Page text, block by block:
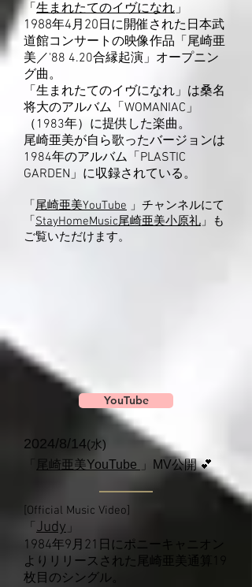
「 生まれたてのイヴになれ」
1988年4月 20 日に開催された日本武
道館コンサートの映像作品「尾崎亜
美／'88 4.20合縁起演」オープニン
グ曲。
「生まれたてのイヴになれ」は桑名
将大のアルバム「WOMANIAC」
（1983年）に提供した楽曲。
尾崎亜美が自ら歌ったバージョンは
1984年のアルバム「PLASTIC
GARDEN」に収録されている。
「 尾崎亜美YouTube 」チャンネルにて
「 StayHomeMusic尾崎亜美小原礼」も
ご覧いただけます。
YouTube
2024/8/14(水)
尾崎亜美YouTube 」MV公開 💕
[Official Music Video]
「 Judy」
1984年9月 21 日にポニーキャニオン
よりリリースされた尾崎亜美通算
枚目のシングル。